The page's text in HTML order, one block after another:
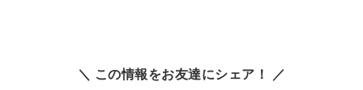
＼ この情報をお友達にシェア！ ／